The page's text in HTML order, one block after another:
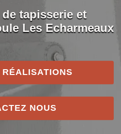
tapisserie et
Les Echarmeaux
NOUS